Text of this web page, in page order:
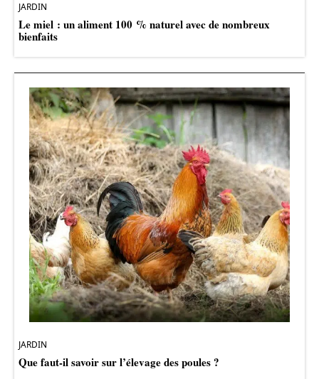
JARDIN
Le miel : un aliment 100 % naturel avec de nombreux
bienfaits
JARDIN
Que faut-il savoir sur l’élevage des poules ?